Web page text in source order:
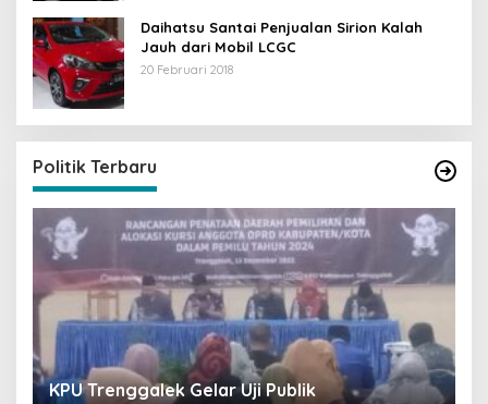
Daihatsu Santai Penjualan Sirion Kalah
Jauh dari Mobil LCGC
20 Februari 2018
Politik Terbaru
KPU Trenggalek Gelar Uji Publik